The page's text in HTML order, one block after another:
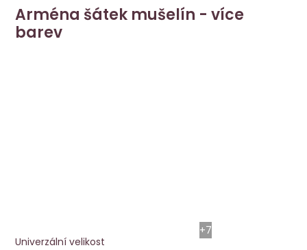
Arména šátek mušelín - více
barev
+7
Arména šátek mušelín - více barev
Univerzální velikost